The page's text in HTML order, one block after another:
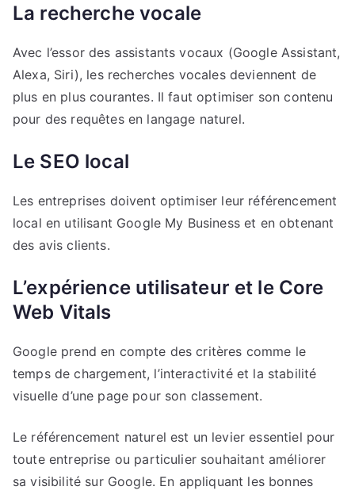
La recherche vocale
Avec l’essor des assistants vocaux (Google Assistant,
Alexa, Siri), les recherches vocales deviennent de
plus en plus courantes. Il faut optimiser son contenu
pour des requêtes en langage naturel.
Le SEO local
Les entreprises doivent optimiser leur référencement
local en utilisant Google My Business et en obtenant
des avis clients.
L’expérience utilisateur et le Core
Web Vitals
Google prend en compte des critères comme le
temps de chargement, l’interactivité et la stabilité
visuelle d’une page pour son classement.
Le référencement naturel est un levier essentiel pour
toute entreprise ou particulier souhaitant améliorer
sa visibilité sur Google. En appliquant les bonnes